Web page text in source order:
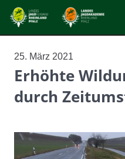
25. März 2021
Erhöhte
durch